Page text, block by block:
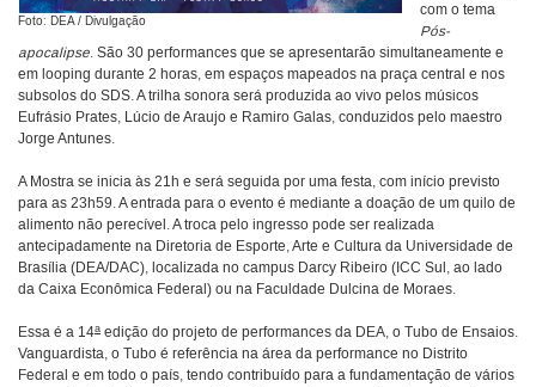
Foto: DEA / Divulgação
com o tema
Pós-
apocalipse. São 30 performances que se apresentarão simultaneamente e
em looping durante 2 horas, em espaços mapeados na praça central e nos
subsolos do SDS. A trilha sonora será produzida ao vivo pelos músicos
Eufrásio Prates, Lúcio de Araujo e Ramiro Galas, conduzidos pelo maestro
Jorge Antunes.
A Mostra se inicia às 21h e será seguida por uma festa, com início previsto
para as 23h59. A entrada para o evento é mediante a doação de um quilo de
alimento não perecível. A troca pelo ingresso pode ser realizada
antecipadamente na Diretoria de Esporte, Arte e Cultura da Universidade de
Brasília (DEA/DAC), localizada no campus Darcy Ribeiro (ICC Sul, ao lado
da Caixa Econômica Federal) ou na Faculdade Dulcina de Moraes.
Essa é a 14a edição do projeto de performances da DEA, o Tubo de Ensaios.
Vanguardista, o Tubo é referência na área da performance no Distrito
Federal e em todo o país, tendo contribuído para a fundamentação de vários